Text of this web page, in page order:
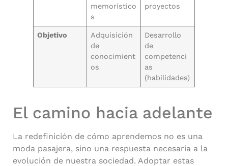
memorístico
s
proyectos
Objetivo
Adquisición
de
conocimient
os
Desarrollo
de
competenci
as
(habilidades)
El camino hacia adelante
La redefinición de cómo aprendemos no es una
moda pasajera, sino una respuesta necesaria a la
evolución de nuestra sociedad. Adoptar estas